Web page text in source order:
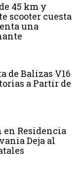
45 km y
scooter cuesta
una
de Balizas V16
a Partir de
en Residencia
Deja al